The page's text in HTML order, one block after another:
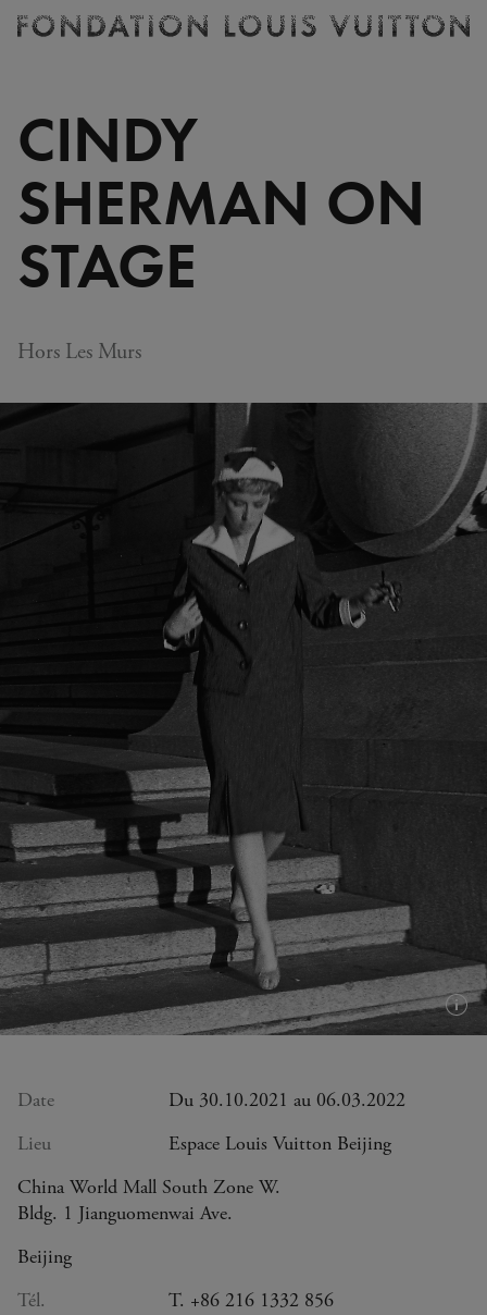
-
Accueil
CINDY
SHERMAN ON
STAGE
Hors Les Murs
Plus
Date
Du 30.10.2021 au 06.03.2022
Lieu
Espace Louis Vuitton Beijing
China World Mall South Zone W.
Bldg. 1 Jianguomenwai Ave.
Beijing
Tél.
T. +86 216 1332 856
Billetterie